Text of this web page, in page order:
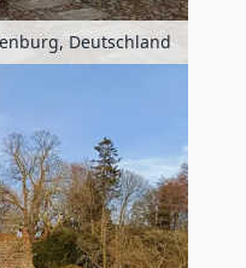
Deutschland